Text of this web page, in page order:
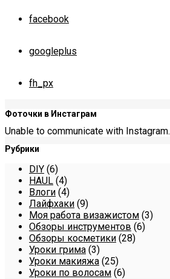
facebook
googleplus
fh_px
Фоточки в Инстаграм
Unable to communicate with Instagram.
Рубрики
DIY (6)
HAUL (4)
Влоги (4)
Лайфхаки (9)
Моя работа визажистом (3)
Обзоры инструментов (6)
Обзоры косметики (28)
Уроки грима (3)
Уроки макияжа (25)
Уроки по волосам (6)